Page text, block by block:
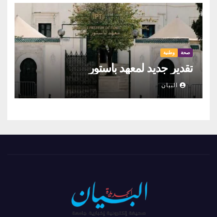
صحة وطنية
تقدير جديد لمعهد باستور
البيان